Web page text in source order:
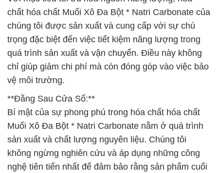
chất hóa chất Muối Xô Đa Bột * Natri Carbonate của
chúng tôi được sản xuất và cung cấp với sự chú
trọng đặc biệt đến việc tiết kiệm năng lượng trong
quá trình sản xuất và vận chuyển. Điều này không
chỉ giúp giảm chi phí mà còn đóng góp vào việc bảo
vệ môi trường.
**Đằng Sau Cửa Sổ:**
Bí mật của sự phong phú trong hóa chất hóa chất
Muối Xô Đa Bột * Natri Carbonate nằm ở quá trình
sản xuất và chất lượng nguyên liệu. Chúng tôi
không ngừng nghiên cứu và áp dụng những công
nghệ tiên tiến nhất để đảm bảo rằng sản phẩm cuối